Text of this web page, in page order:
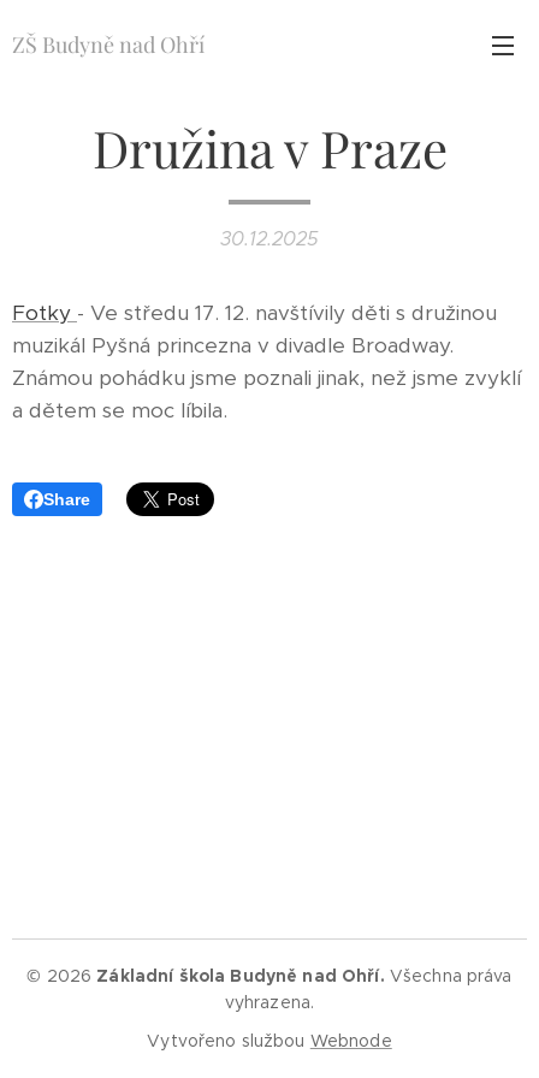
ZŠ Budyně nad Ohří
Družina v Praze
30.12.2025
Fotky - Ve středu 17. 12. navštívily děti s družinou
muzikál Pyšná princezna v divadle Broadway.
Známou pohádku jsme poznali jinak, než jsme zvyklí
a dětem se moc líbila.
Share
© 2026 Základní škola Budyně nad Ohří. Všechna práva
vyhrazena.
Vytvořeno službou Webnode